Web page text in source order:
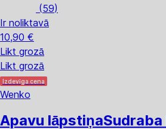
(59)
Ir noliktavā
10,90 €
Likt grozā
Likt grozā
Izdevīga cena
Wenko
Apavu lāpstiņa